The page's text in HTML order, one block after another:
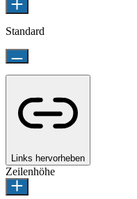
Standard
Links hervorheben
Zeilenhöhe